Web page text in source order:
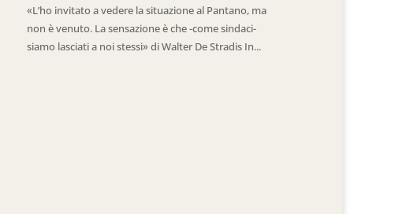
«L’ho invitato a vedere la situazione al Pantano, ma
non è venuto. La sensazione è che -come sindaci-
siamo lasciati a noi stessi» di Walter De Stradis In...